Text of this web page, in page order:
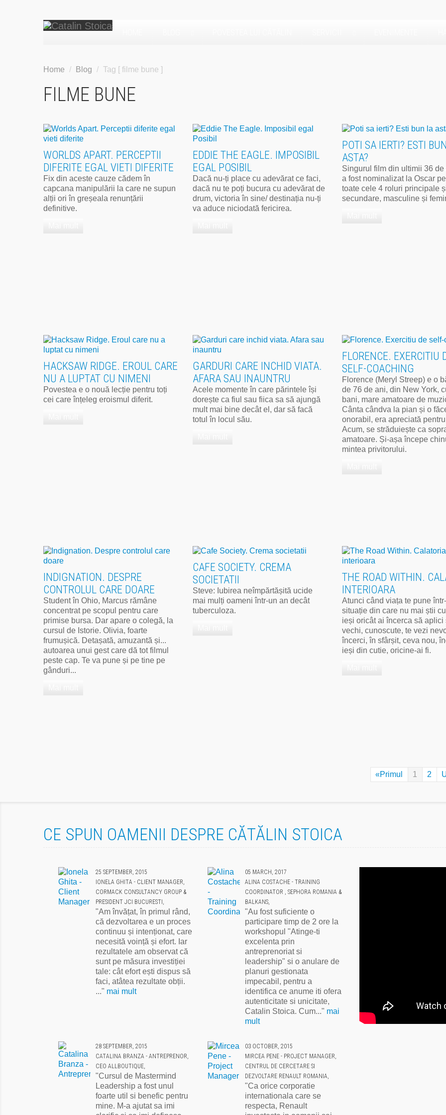
Home / Blog / Tag [ filme bune ]
FILME BUNE
WORLDS APART. PERCEPTII
DIFERITE EGAL VIETI DIFERITE
Fix din aceste cauze cădem în
capcana manipulării la care ne supun
alții ori în greșeala renunțării
definitive.
EDDIE THE EAGLE. IMPOSIBIL
EGAL POSIBIL
Dacă nu-ți place cu adevărat ce faci,
dacă nu te poți bucura cu adevărat de
drum, victoria în sine/ destinația nu-ți
va aduce niciodată fericirea.
POTI SA IERTI? ESTI
ASTA?
Singurul film din ultimii 36 de
a fost nominalizat la Oscar
toate cele 4 roluri principale
secundare, masculine și
HACKSAW RIDGE. EROUL CARE
NU A LUPTAT CU NIMENI
Povestea e o nouă lecție pentru toți
cei care înțeleg eroismul diferit.
GARDURI CARE INCHID VIATA.
AFARA SAU INAUNTRU
Acele momente în care părintele își
dorește ca fiul sau fiica sa să ajungă
mult mai bine decât el, dar să facă
totul în locul său.
FLORENCE. EXERCITIU
SELF-COACHING
Florence (Meryl Streep) e o
de 76 de ani, din New York,
bani, mare amatoare de
Cânta cândva la pian și o
onorabil, era apreciată
Acum, se străduiește ca
amatoare. Și-așa începe
mintea privitorului.
INDIGNATION. DESPRE
CONTROLUL CARE DOARE
Student în Ohio, Marcus rămâne
concentrat pe scopul pentru care
primise bursa. Dar apare o colegă, la
cursul de Istorie. Olivia, foarte
frumușică. Detașată, amuzantă și...
autoarea unui gest care dă tot filmul
peste cap. Te va pune și pe tine pe
gânduri...
CAFE SOCIETY. CREMA
SOCIETATII
Steve: Iubirea neîmpărtășită ucide
mai mulți oameni într-un an decât
tuberculoza.
THE ROAD WITHIN.
INTERIOARA
Atunci când viața te pune
situație din care nu mai știi
ieși oricât ai încerca să aplici
vechi, cunoscute, te vezi
încerci, în sfârșit, ceva nou,
ieși din cutie, oricine-ai fi.
«Primul 1 2
CE SPUN OAMENII DESPRE CĂTĂLIN STOICA
25 SEPTEMBER, 2015
IONELA GHITA - CLIENT MANAGER,
CORMACK CONSULTANCY GROUP &
PRESIDENT JCI BUCURESTI,
"Am învățat, în primul rând,
că dezvoltarea e un proces
continuu și intenționat, care
necesită voință și efort. Iar
rezultatele am observat că
sunt pe măsura investiției
tale: cât efort ești dispus să
faci, atâtea rezultate obții.
..." mai mult
05 MARCH, 2017
ALINA COSTACHE - TRAINING
COORDINATOR , SEPHORA ROMANIA &
BALKANS,
"Au fost suficiente o
participare timp de 2 ore la
workshopul "Atinge-ti
excelenta prin
antreprenoriat si
leadership" si o anulare de
planuri gestionata
impecabil, pentru a
identifica ce anume iti ofera
autenticitate si unicitate,
Catalin Stoica. Cum..." mai
mult
28 SEPTEMBER, 2015
CATALINA BRANZA - ANTREPRENOR,
CEO ALLBOUTIQUE,
"Cursul de Mastermind
Leadership a fost unul
foarte util si benefic pentru
mine. M-a ajutat sa imi
03 OCTOBER, 2015
MIRCEA PENE - PROJECT MANAGER,
CENTRUL DE CERCETARE SI
DEZVOLTARE RENAULT ROMANIA,
"Ca orice corporatie
internationala care se
respecta, Renault